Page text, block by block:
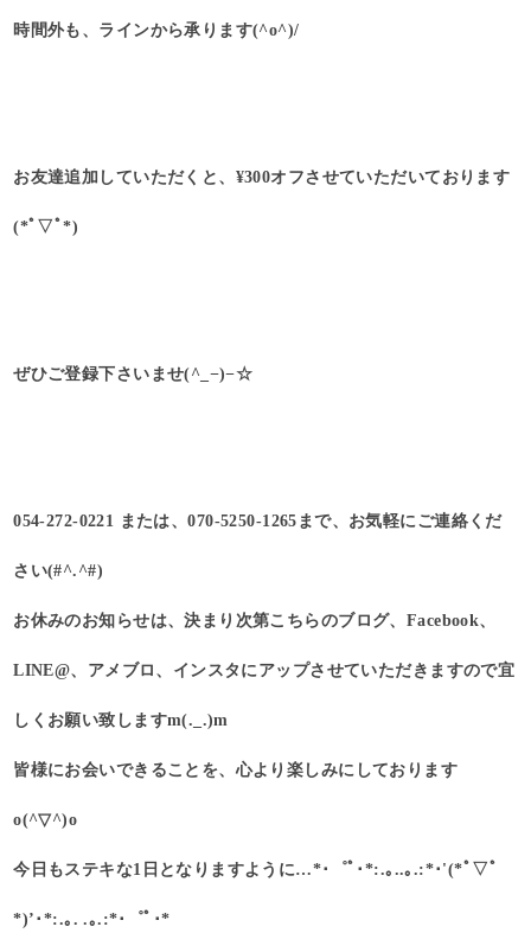
時間外も、ラインから承ります(^o^)/
お友達追加していただくと、¥300オフさせていただいております
(*ﾟ▽ﾟ*)
ぜひご登録下さいませ(^_−)−☆
054-272-0221 または、070-5250-1265まで、お気軽にご連絡くだ
さい(#^.^#)
お休みのお知らせは、決まり次第こちらのブログ、Facebook、
LINE@、アメブロ、インスタにアップさせていただきますので宜
しくお願い致しますm(._.)m
皆様にお会いできることを、心より楽しみにしております
o(^▽^)o
今日もステキな1日となりますように…*･゜ﾟ･*:.｡..｡.:*･'(*ﾟ▽ﾟ
*)’･*:.｡. .｡.:*･゜ﾟ･*